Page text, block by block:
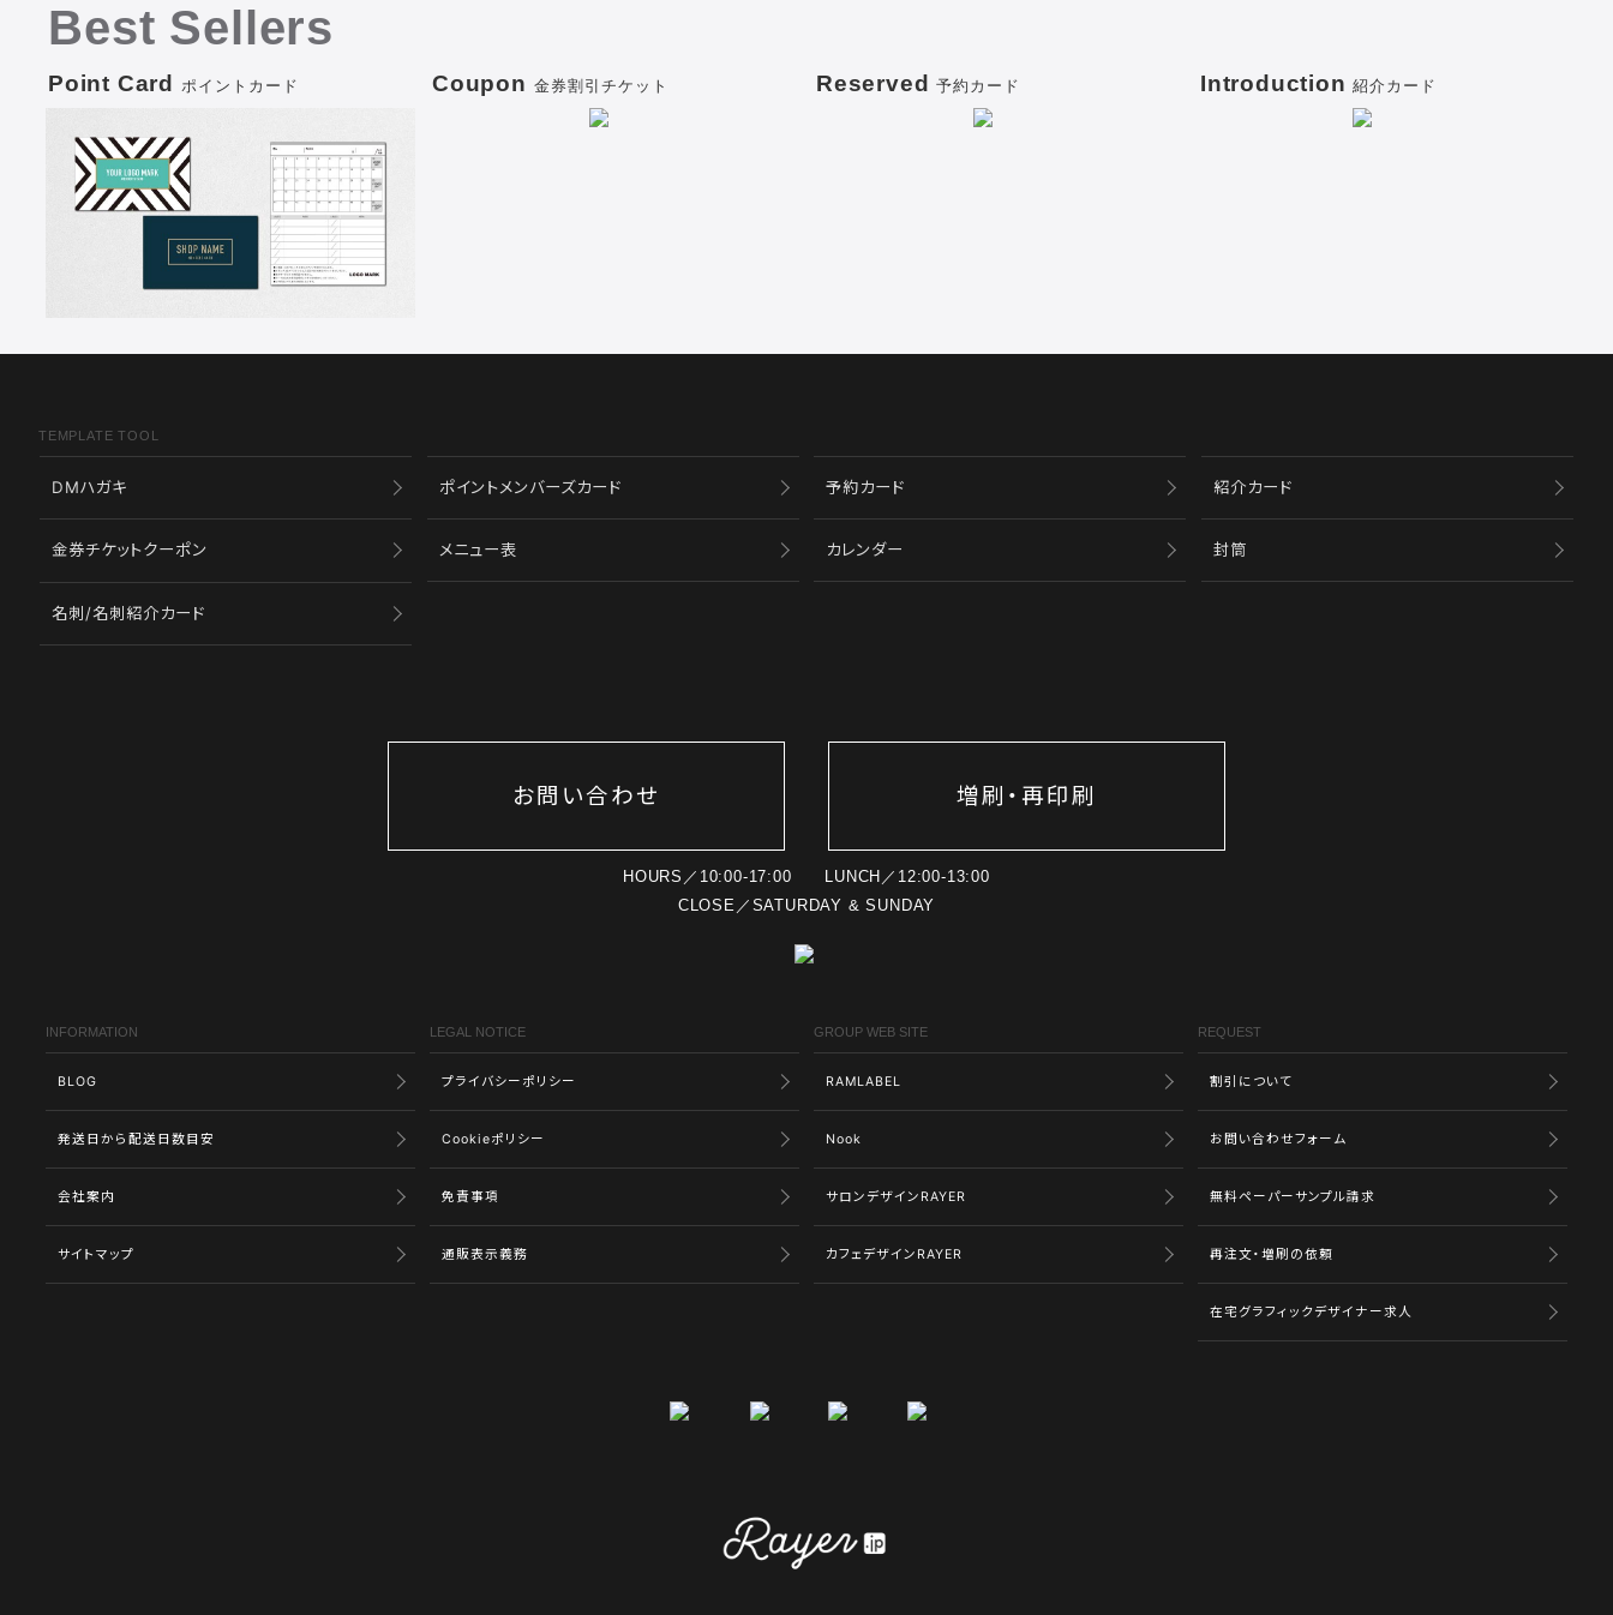
Best Sellers
Point Card ポイントカード Coupon 金券割引チケット Reserved予約カード Introduction紹介カード
TEMPLATE TOOL
DMハガキ ポイントメンバーズカード 予約カード 紹介カード
金券チケットクーポン メニュー表 カレンダー 封筒
名刺/名刺紹介カード
お問い合わせ 増刷・再印刷
HOURS／10:00-17:00 LUNCH／12:00-13:00
CLOSE／SATURDAY & SUNDAY
INFORMATION
BLOG
発送日から配送日数目安
会社案内
サイトマップ
LEGAL NOTICE
プライバシーポリシー
Cookieポリシー
免責事項
通販表示義務
GROUP WEB SITE
RAMLABEL
Nook
サロンデザインRAYER
カフェデザインRAYER
REQUEST
割引について
お問い合わせフォーム
無料ペーパーサンプル請求
再注文・増刷の依頼
在宅グラフィックデザイナー求人